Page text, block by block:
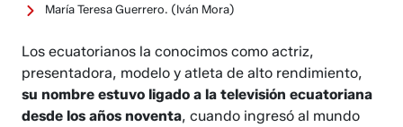
María Teresa Guerrero. (Iván Mora)
Los ecuatorianos la conocimos como actriz,
presentadora, modelo y atleta de alto rendimiento,
su nombre estuvo ligado a la televisión ecuatoriana
desde los años noventa, cuando ingresó al mundo